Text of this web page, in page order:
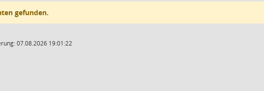
gefunden.
07.08.2026 19:01:22